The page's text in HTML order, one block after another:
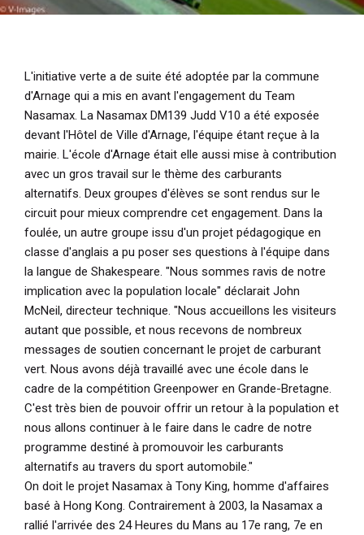
L'initiative verte a de suite été adoptée par la commune
d'Arnage qui a mis en avant l'engagement du Team
Nasamax. La Nasamax DM139 Judd V10 a été exposée
devant l'Hôtel de Ville d'Arnage, l'équipe étant reçue à la
mairie. L'école d'Arnage était elle aussi mise à contribution
avec un gros travail sur le thème des carburants
alternatifs. Deux groupes d'élèves se sont rendus sur le
circuit pour mieux comprendre cet engagement. Dans la
foulée, un autre groupe issu d'un projet pédagogique en
classe d'anglais a pu poser ses questions à l'équipe dans
la langue de Shakespeare. "Nous sommes ravis de notre
implication avec la population locale" déclarait John
McNeil, directeur technique. "Nous accueillons les visiteurs
autant que possible, et nous recevons de nombreux
messages de soutien concernant le projet de carburant
vert. Nous avons déjà travaillé avec une école dans le
cadre de la compétition Greenpower en Grande-Bretagne.
C'est très bien de pouvoir offrir un retour à la population et
nous allons continuer à le faire dans le cadre de notre
programme destiné à promouvoir les carburants
alternatifs au travers du sport automobile."
On doit le projet Nasamax à Tony King, homme d'affaires
basé à Hong Kong. Contrairement à 2003, la Nasamax a
rallié l'arrivée des 24 Heures du Mans au 17e rang, 7e en